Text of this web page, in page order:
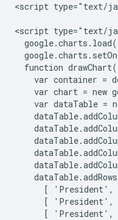
<script type="text/
<script type="text/
function
var container =
var chart = new
var dataTable =
[ 'President',
[ 'President',
[